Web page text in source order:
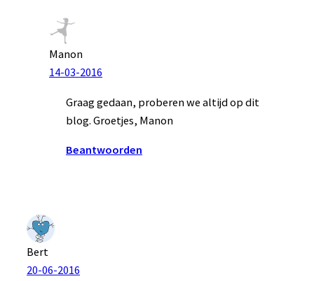
Manon
14-03-2016
Graag gedaan, proberen we altijd op dit
blog. Groetjes, Manon
Beantwoorden
Bert
20-06-2016